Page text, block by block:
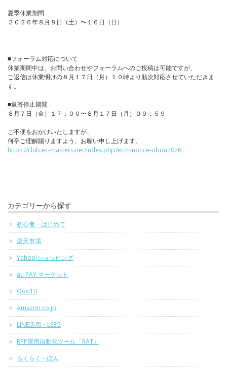
夏季休業期間
２０２６年８月８日（土）〜１６日（日）
■フォーラム対応について
休業期間中は、お問い合わせやフォーラムへのご投稿は可能ですが、
ご返信は休業明けの８月１７日（月）１０時より順次対応させていただきま
す。
■返答停止期間
８月７日（金）１７：００〜８月１７日（月）０９：５９
ご不便をおかけいたしますが、
何卒ご理解賜りますよう、お願い申し上げます。
https://club.ec-masters.net/index.php?ecm-notice-obon2026
カテゴリーから探す
初心者・はじめて
楽天市場
Yahoo!ショッピング
au PAY マーケット
Qoo10
Amazon.co.jp
LINE活用・LSEG
RPP運用自動化ツール「RAT」
らくらくーぽん